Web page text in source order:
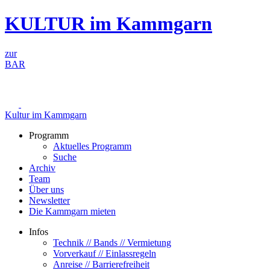
Zum
Inhalt
KULTUR im Kammgarn
zur
BAR
Kultur im Kammgarn
Programm
Aktuelles Programm
Suche
Archiv
Team
Über uns
Newsletter
Die Kammgarn mieten
Infos
Technik // Bands // Vermietung
Vorverkauf // Einlassregeln
Anreise // Barrierefreiheit